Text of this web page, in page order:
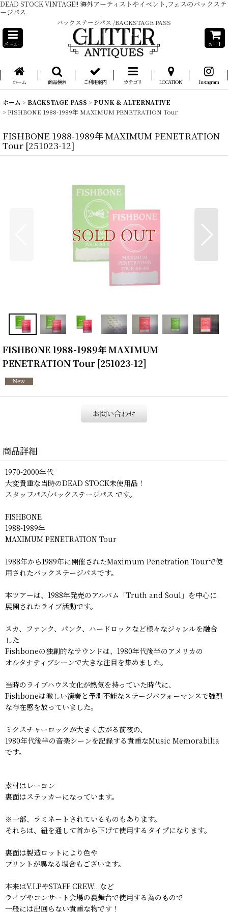
DEAD STOCK VINTAGE!! 海外アーティストやイベント,フェスのバックステ
ージパス
バックステージパス /BACKSTAGE PASS
メニュー カート
ホーム 商品検索 ご利用案内 カテゴリ LOCATION Instagram
ホーム > BACKSTAGE PASS > PUNK & ALTERNATIVE
> FISHBONE 1988-1989年 MAXIMUM PENETRATION Tour
FISHBONE 1988-1989年 MAXIMUM PENETRATION
Tour [251023-12]
FISHBONE 1988-1989年 MAXIMUM
PENETRATION Tour [251023-12]
お問い合わせ
商品詳細
1970-2000年代
大変貴重な当時のDEAD STOCK未使用品！
スタッフパス/バックステージパス です。
FISHBONE
1988-1989年
MAXIMUM PENETRATION Tour
1988年から1989年に開催されたMaximum Penetration Tourで使
用されたバックステージパスです。
本ツアーは、1988年発売のアルバム「Truth and Soul」を中心に
展開されたライブ活動です。
スカ、ファンク、パンク、ハードロックなど様々なジャンルを融合
した
Fishboneの独創的なサウンドは、1980年代後半のアメリカの
オルタナティブシーンで大きな注目を集めました。
当時のライブハウス文化が熱気を持っていた時代に、
Fishboneは激しい演奏と予測不能なステージパフォーマンスで強烈
な存在感を放っていました。
ミクスチャーロックが大きく広がる前夜の、
1980年代後半の音楽シーンを記録する貴重なMusic Memorabilia
です。
素材はレーヨン
裏面はステッカーになっています。
※一部、ラミネートされているものもあります。
それらは、紐を通して首から下げて使用するタイプになります。
裏面は製造ロットにより色や
プリントが異なる場合もございます。
本来はV.I.PやSTAFF CREW...など
ライブやコンサート会場の裏舞台で使用する為のもので
一般には出回らない貴重な物です！